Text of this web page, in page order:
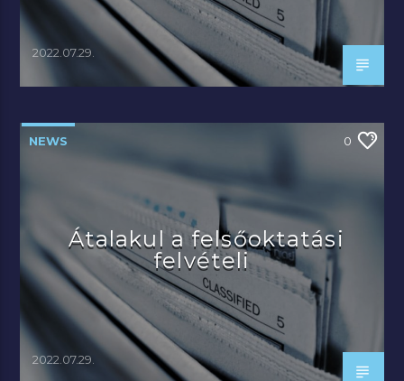
2022.07.29.
NEWS 0
Átalakul a felsőoktatási
felvételi
2022.07.29.